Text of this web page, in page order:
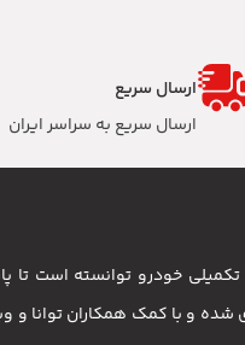
ارسال سریع
ارسال سریع به سراسر ایران
تکمیلی خودرو توانسته است
پارت جمع آوری شده و با کمک همکاران